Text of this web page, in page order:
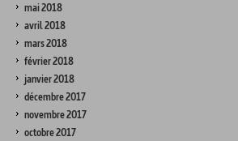
mai 2018
avril 2018
mars 2018
février 2018
janvier 2018
décembre 2017
novembre 2017
octobre 2017